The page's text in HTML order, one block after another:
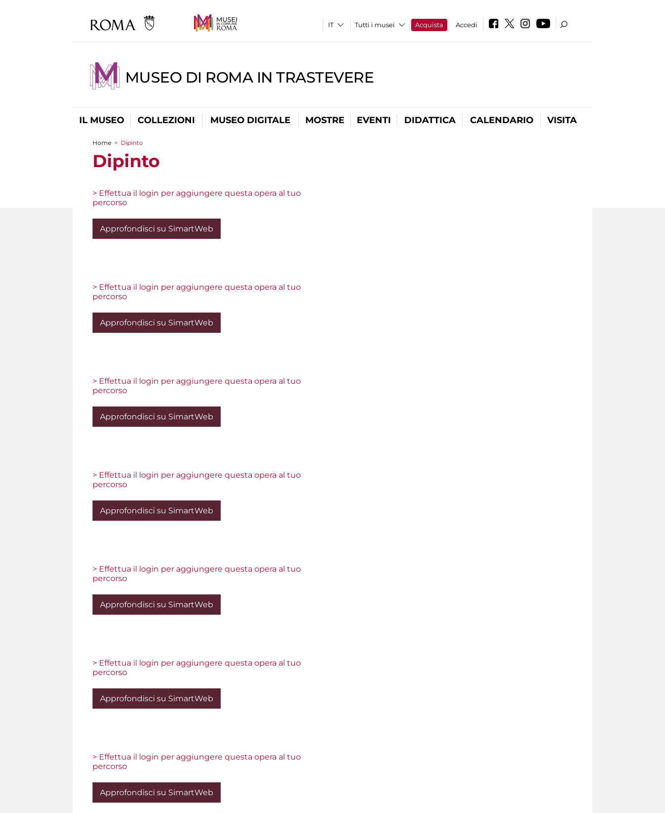
Tutti i musei Acquista Accedi
MUSEO DI ROMA IN TRASTEVERE
IL MUSEO COLLEZIONI MUSEO DIGITALE MOSTRE EVENTI DIDATTICA CALENDARIO VISITA
Tu sei qui
Home > Dipinto
Dipinto
> Effettua il login per aggiungere questa opera al tuo
percorso
Approfondisci su SimartWeb
> Effettua il login per aggiungere questa opera al tuo
percorso
Approfondisci su SimartWeb
> Effettua il login per aggiungere questa opera al tuo
percorso
Approfondisci su SimartWeb
> Effettua il login per aggiungere questa opera al tuo
percorso
Approfondisci su SimartWeb
> Effettua il login per aggiungere questa opera al tuo
percorso
Approfondisci su SimartWeb
> Effettua il login per aggiungere questa opera al tuo
percorso
Approfondisci su SimartWeb
> Effettua il login per aggiungere questa opera al tuo
percorso
Approfondisci su SimartWeb